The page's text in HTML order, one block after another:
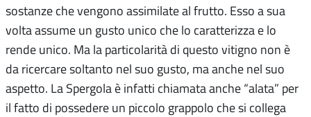
sostanze che vengono assimilate al frutto. Esso a sua
volta assume un gusto unico che lo caratterizza e lo
rende unico. Ma la particolarità di questo vitigno non è
da ricercare soltanto nel suo gusto, ma anche nel suo
aspetto. La Spergola è infatti chiamata anche “alata” per
il fatto di possedere un piccolo grappolo che si collega